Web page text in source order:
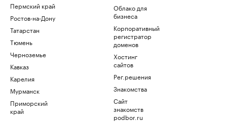
Пермский край
Ростов-на-Дону
Татарстан
Тюмень
Черноземье
Кавказ
Карелия
Мурманск
Приморский
край
Облако для
бизнеса
Корпоративный
регистратор
доменов
Хостинг
сайтов
Рег.решения
Знакомства
Сайт
знакомств
podbor.ru